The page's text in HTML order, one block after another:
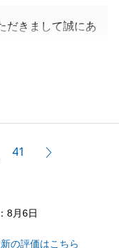
だきまして誠にあ
ございましたら、
ませ。
ど、よろしくお願
41
8月6日
の評価はこちら